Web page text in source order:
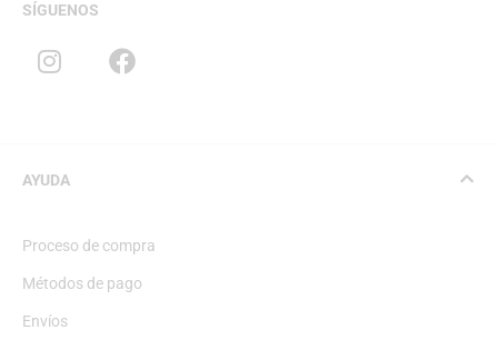
SÍGUENOS
AYUDA
Proceso de compra
Métodos de pago
Envíos